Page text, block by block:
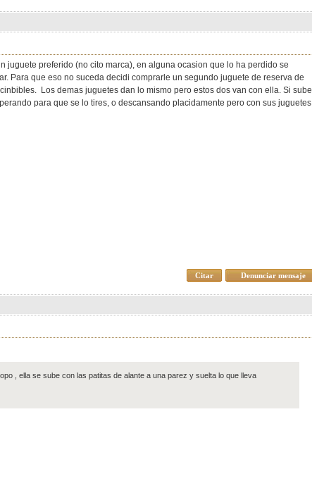
juguete preferido (no cito marca), en alguna ocasion que lo ha perdido se
Para que eso no suceda decidi comprarle un segundo juguete de reserva de
Los demas juguetes dan lo mismo pero estos dos van con ella. Si sube
para que se lo tires, o descansando placidamente pero con sus juguetes
Denunciar mensaje
Citar
, ella se sube con las patitas de alante a una parez y suelta lo que lleva